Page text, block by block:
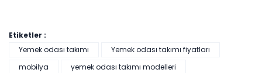
Etiketler :
Yemek odası takımı
Yemek odası takımı fiyatları
mobilya
yemek odası takımı modelleri